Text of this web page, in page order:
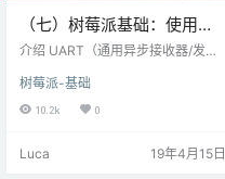
（七）树莓派基础：使用
Python和C的Raspberry Pi
介绍 UART（通用异步接收器/发送
据是串行传输的，即逐位传输。异
步串行通信广泛用于面向字节的传
输。在异步串行通信中，一次传输
协议使用定义的帧结构作为其数据
树莓派-基础
10.2k 0
Luca 19年4月15日